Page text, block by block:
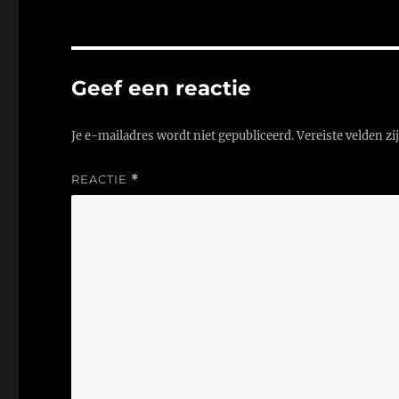
Geef een reactie
Je e-mailadres wordt niet gepubliceerd.Vereiste velden
REACTIE *